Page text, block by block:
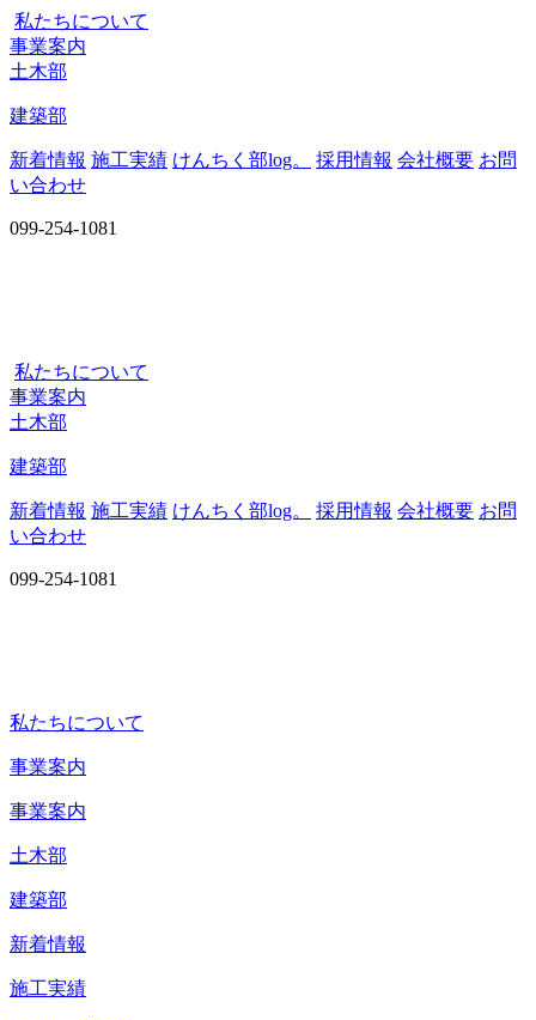
私たちについて
事業案内
土木部
建築部
新着情報 施工実績 けんちく部log。 採用情報 会社概要 お問
い合わせ
099-254-1081
私たちについて
事業案内
土木部
建築部
新着情報 施工実績 けんちく部log。 採用情報 会社概要 お問
い合わせ
099-254-1081
私たちについて
事業案内
事業案内
土木部
建築部
新着情報
施工実績